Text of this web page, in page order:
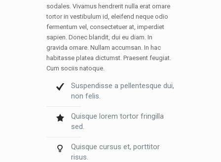
sodales. Vivamus hendrerit nulla erat ornare
tortor in vestibulum id, eleifend neque odio
fermentum vel, consectetuer at, imperdiet
sapien. Donec blandit, dui eu diam. In
gravida ornare. Nullam accumsan. In hac
habitasse platea dictumst. Praesent feugiat.
Cum sociis natoque.
Suspendisse a pellentesque dui,
non felis.
Quisque lorem tortor fringilla
sed.
Quisque cursus et, porttitor
risus.